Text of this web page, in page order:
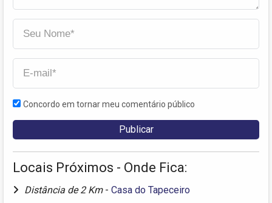
Concordo em tornar meu comentário público
Locais Próximos - Onde Fica:
Distância de 2 Km - Casa do Tapeceiro